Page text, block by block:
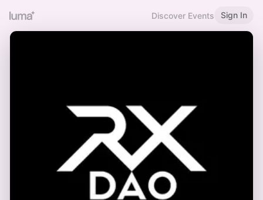
Discover Events Sign In